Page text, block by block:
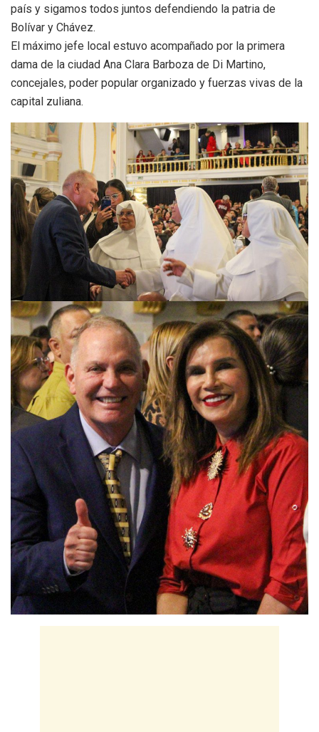
país y sigamos todos juntos defendiendo la patria de
Bolívar y Chávez.
El máximo jefe local estuvo acompañado por la primera
dama de la ciudad Ana Clara Barboza de Di Martino,
concejales, poder popular organizado y fuerzas vivas de la
capital zuliana.